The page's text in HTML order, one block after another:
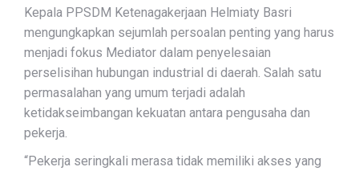
Kepala PPSDM Ketenagakerjaan Helmiaty Basri
mengungkapkan sejumlah persoalan penting yang harus
menjadi fokus Mediator dalam penyelesaian
perselisihan hubungan industrial di daerah. Salah satu
permasalahan yang umum terjadi adalah
ketidakseimbangan kekuatan antara pengusaha dan
pekerja.
“Pekerja seringkali merasa tidak memiliki akses yang